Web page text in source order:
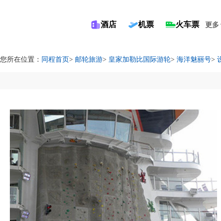
酒店 机票 火车票 更多
您所在位置： 同程首页> 邮轮旅游> 皇家加勒比国际游轮> 海洋魅丽号>